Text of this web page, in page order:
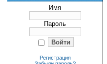
Имя
Пароль
Регистрация